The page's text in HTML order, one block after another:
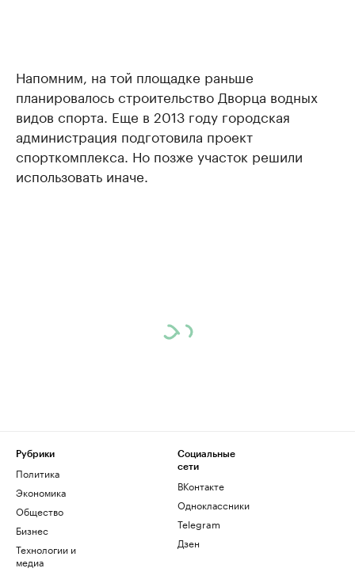
Напомним, на той площадке раньше
планировалось строительство Дворца водных
видов спорта. Еще в 2013 году городская
администрация подготовила проект
спорткомплекса. Но позже участок решили
использовать иначе.
Рубрики
Политика
Экономика
Общество
Бизнес
Технологии и
медиа
Социальные
сети
ВКонтакте
Одноклассники
Telegram
Дзен